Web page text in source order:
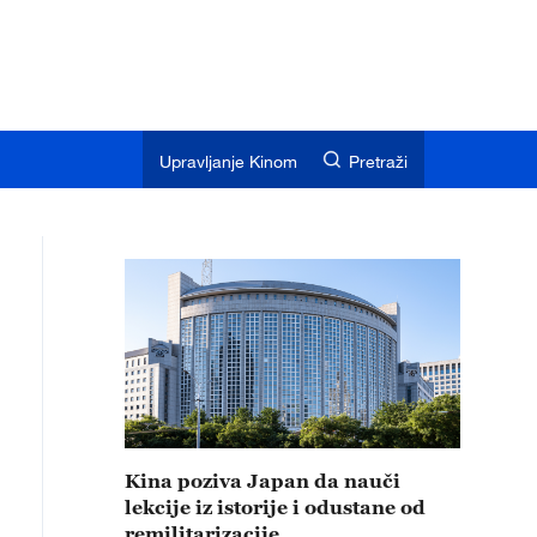
Upravljanje Kinom Pretraži
Kina poziva Japan da nauči
lekcije iz istorije i odustane od